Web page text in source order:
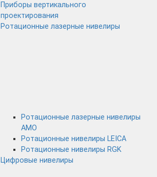
Приборы вертикального
проектирования
Ротационные лазерные нивелиры
Ротационные лазерные нивелиры
AMO
Ротационные нивелиры LEICA
Ротационные нивелиры RGK
Цифровые нивелиры